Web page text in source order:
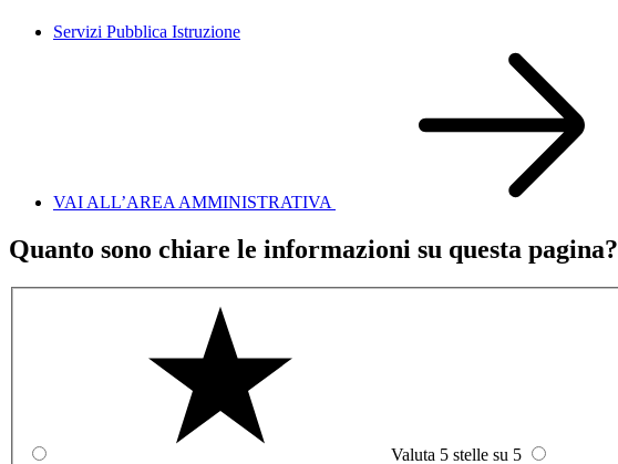
Servizi Pubblica Istruzione
VAI ALL’AREA AMMINISTRATIVA
Quanto sono chiare le informazioni su questa pagina?
Valuta 5 stelle su 5